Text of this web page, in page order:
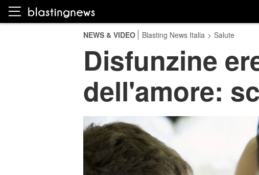
NEWS & VIDEO Blasting News Italia > Salute
Disfunzine
dell'amore: